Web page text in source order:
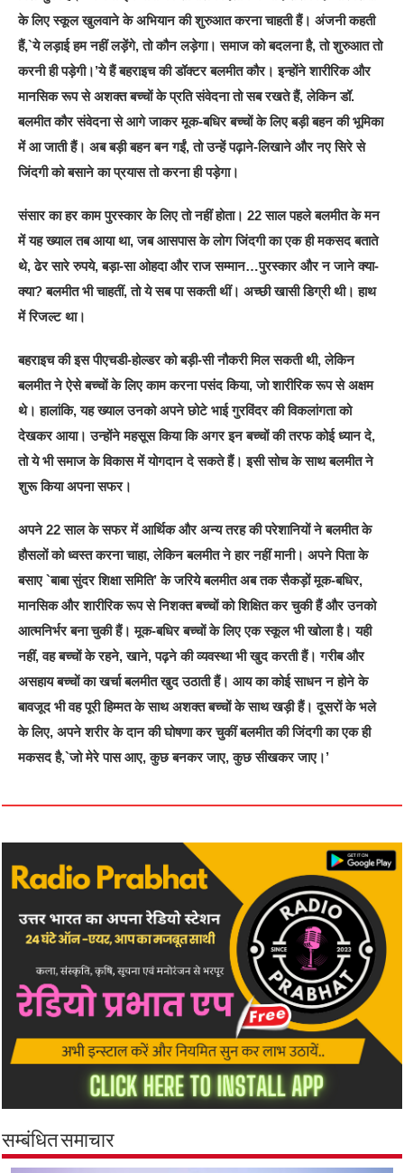
के लिए स्कूल खुलवाने के अभियान की शुरुआत करना चाहती हैं। अंजनी कहती
हैं,`ये लड़ाई हम नहीं लड़ेंगे, तो कौन लड़ेगा। समाज को बदलना है, तो शुरुआत तो
करनी ही पड़ेगी।’ये हैं बहराइच की डॉक्टर बलमीत कौर। इन्होंने शारीरिक और
मानसिक रूप से अशक्त बच्चों के प्रति संवेदना तो सब रखते हैं, लेकिन डॉ.
बलमीत कौर संवेदना से आगे जाकर मूक-बधिर बच्चों के लिए बड़ी बहन की भूमिका
में आ जाती हैं। अब बड़ी बहन बन गईं, तो उन्हें पढ़ाने-लिखाने और नए सिरे से
जिंदगी को बसाने का प्रयास तो करना ही पड़ेगा।
संसार का हर काम पुरस्कार के लिए तो नहीं होता। 22 साल पहले बलमीत के मन
में यह ख्याल तब आया था, जब आसपास के लोग जिंदगी का एक ही मकसद बताते
थे, ढेर सारे रुपये, बड़ा-सा ओहदा और राज सम्मान…पुरस्कार और न जाने क्या-
क्या? बलमीत भी चाहतीं, तो ये सब पा सकती थीं। अच्छी खासी डिग्री थी। हाथ
में रिजल्ट था।
बहराइच की इस पीएचडी-होल्डर को बड़ी-सी नौकरी मिल सकती थी, लेकिन
बलमीत ने ऐसे बच्चों के लिए काम करना पसंद किया, जो शारीरिक रूप से अक्षम
थे। हालांकि, यह ख्याल उनको अपने छोटे भाई गुरविंदर की विकलांगता को
देखकर आया। उन्होंने महसूस किया कि अगर इन बच्चों की तरफ कोई ध्यान दे,
तो ये भी समाज के विकास में योगदान दे सकते हैं। इसी सोच के साथ बलमीत ने
शुरू किया अपना सफर।
अपने 22 साल के सफर में आर्थिक और अन्य तरह की परेशानियों ने बलमीत के
हौसलों को ध्वस्त करना चाहा, लेकिन बलमीत ने हार नहीं मानी। अपने पिता के
बसाए `बाबा सुंदर शिक्षा समिति’ के जरिये बलमीत अब तक सैकड़ों मूक-बधिर,
मानसिक और शारीरिक रूप से निशक्त बच्चों को शिक्षित कर चुकी हैं और उनको
आत्मनिर्भर बना चुकी हैं। मूक-बधिर बच्चों के लिए एक स्कूल भी खोला है। यही
नहीं, वह बच्चों के रहने, खाने, पढ़ने की व्यवस्था भी खुद करती हैं। गरीब और
असहाय बच्चों का खर्चा बलमीत खुद उठाती हैं। आय का कोई साधन न होने के
बावजूद भी वह पूरी हिम्मत के साथ अशक्त बच्चों के साथ खड़ी हैं। दूसरों के भले
के लिए, अपने शरीर के दान की घोषणा कर चुकीं बलमीत की जिंदगी का एक ही
मकसद है,`जो मेरे पास आए, कुछ बनकर जाए, कुछ सीखकर जाए।’
सम्बंधित समाचार